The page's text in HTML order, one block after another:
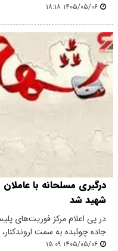
۱۴۰۵/۰۵/۰۶ ۱۸:۱۸
درگیری مسلحانه با
شهید شد
جاده چوئبده به سمت اروندکنار،
۱۴۰۵/۰۵/۰۶ ۱۵:۰۹